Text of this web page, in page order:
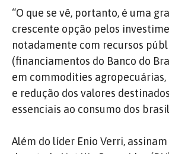
“O que se vê, portanto, é uma
crescente opção pelos
notadamente com recursos
(financiamentos do Banco do
em commodities
e redução dos valores
essenciais ao consumo dos
Além do líder Enio Verri,